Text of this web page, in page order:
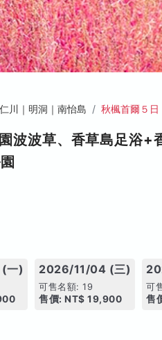
仁川｜明洞｜南怡島 秋楓首爾５日
波波草、香草島足浴+
一) 2026/11/04 (三)
可售名額: 19
售價: NT$ 19,900
可
售